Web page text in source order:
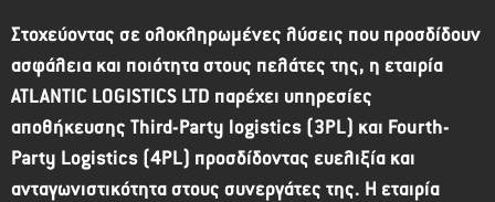
Στοχεύοντας σε ολοκληρωμένες λύσεις που προσδίδουν
ασφάλεια και ποιότητα στους πελάτες της, η εταιρία
ATLANTIC LOGISTICS LTD παρέχει υπηρεσίες
αποθήκευσης Third-Party logistics (3PL) και Fourth-
Party Logistics (4PL) προσδίδοντας ευελιξία και
ανταγωνιστικότητα στους συνεργάτες της. Η εταιρία